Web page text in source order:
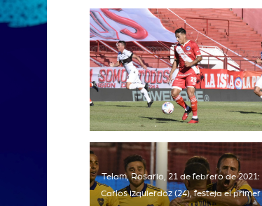
Telam, Rosario, 21 de febrero de 2021:
Carlos Izquierdoz (24), festeja el primer